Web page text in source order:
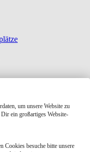
um unsere Website zu
ein großartiges Website-
Cookies besuche bitte unsere